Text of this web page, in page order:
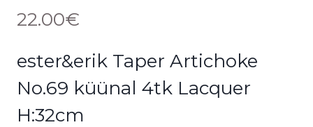
22.00€
ester&erik Taper Artichoke
No.69 küünal 4tk Lacquer
H:32cm